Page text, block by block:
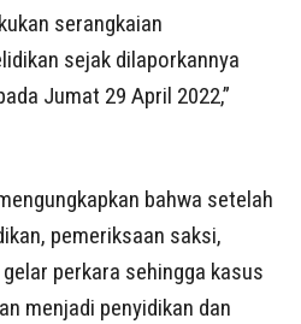
serangkaian
sejak dilaporkannya
Jumat 29 April 2022,”
bahwa setelah
pemeriksaan saksi,
perkara sehingga kasus
menjadi penyidikan dan